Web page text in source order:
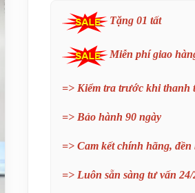
Tặng 01 tất
Miễn phí giao
=> Kiểm tra trước khi thanh
=> Bảo hành 90 ngày
=> Cam kết chính hãng,
=> Luôn sẵn sàng tư vấn 24/